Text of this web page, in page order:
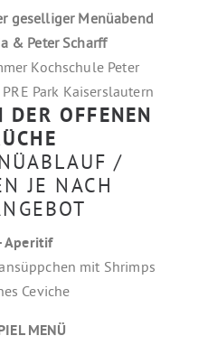
geselliger Menüabend
& Peter Scharff
Kochschule Peter
Park Kaiserslautern
OFFENEN S
/
JE NACH
Aperitif
mit Shrimps
Ceviche
MENÜ